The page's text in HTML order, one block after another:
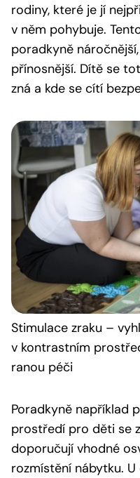
rodiny, které je jí
v něm pohybuje.
poradkyně
přínosnější. Dítě se
zná a kde se cítí
Stimulace zraku –
v kontrastním
ranou péči
Poradkyně například
prostředí pro děti se
doporučují vhodné
rozmístění nábytku.